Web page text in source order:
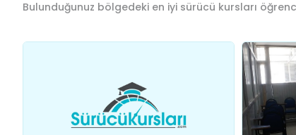
Bulunduğunuz bölgedeki en iyi sürücü kursları